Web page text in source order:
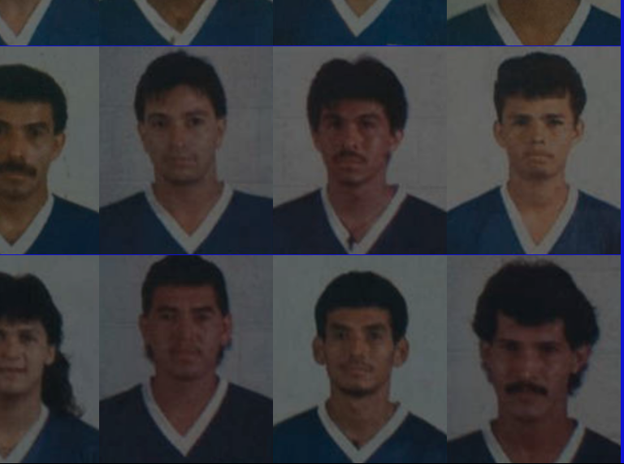
LAZO ALFREDO VASQUEZ
Mediocampista
GUILLERMO RIVERA
Mediocampista
PEDRO VASQUEZ
BORJA PALACIOS LOZANO RAUL DIAZ ARCE OSCAR ULLOA